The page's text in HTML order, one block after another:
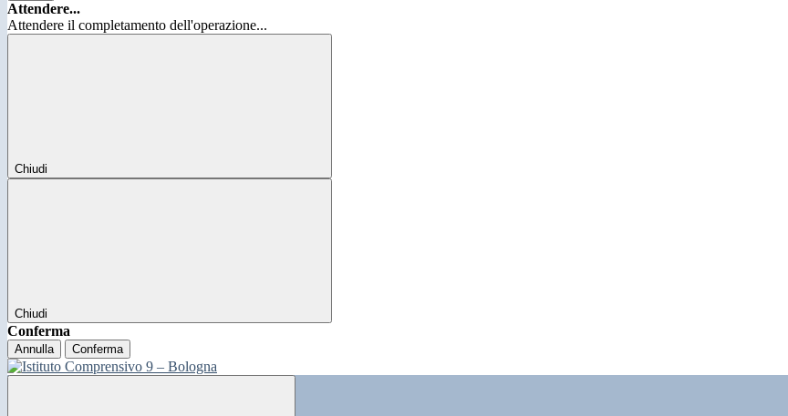
Attendere...
Attendere il completamento dell'operazione...
Chiudi
Chiudi
Conferma
Annulla Conferma